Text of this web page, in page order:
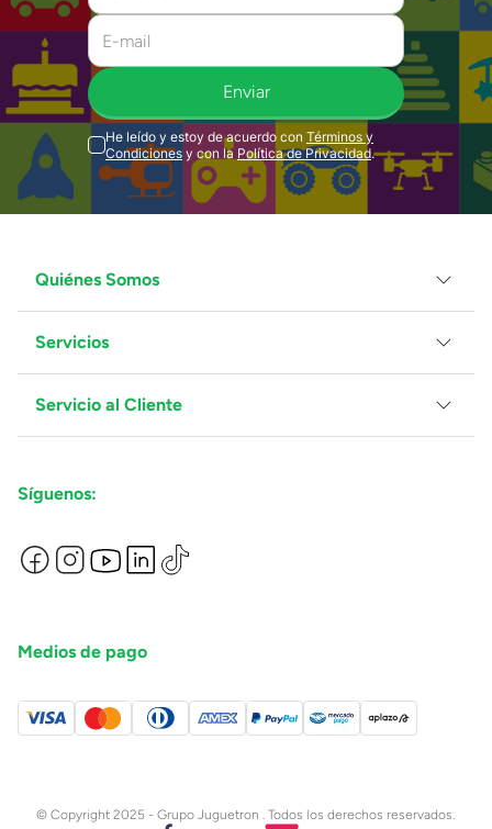
Enviar
He leído y estoy de acuerdo con Términos y
Condiciones y con la Política de Privacidad.
Quiénes Somos
Grupo Juguetron
Localiza tu tienda
Blog
Servicios
Facturación
Proveedores
Servicio al Cliente
Preguntas Frecuentes
Términos y Condiciones
Devoluciones de Compras en Línea
Síguenos:
Medios de pago
© Copyright 2025 - Grupo Juguetron . Todos los derechos reservados.